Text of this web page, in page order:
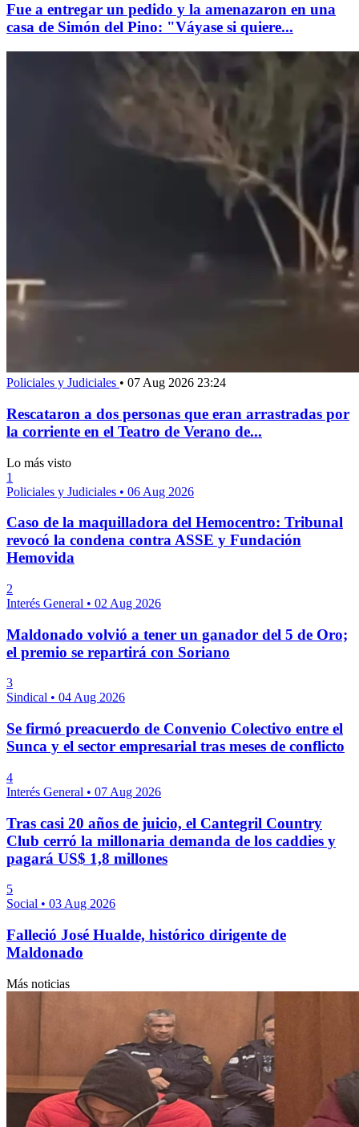
Fue a entregar un pedido y la amenazaron en una
casa de Simón del Pino: "Váyase si quiere...
Policiales y Judiciales • 07 Aug 2026 23:24
Rescataron a dos personas que eran arrastradas por
la corriente en el Teatro de Verano de...
Lo más visto
1
Policiales y Judiciales • 06 Aug 2026
Caso de la maquilladora del Hemocentro: Tribunal
revocó la condena contra ASSE y Fundación
Hemovida
2
Interés General • 02 Aug 2026
Maldonado volvió a tener un ganador del 5 de Oro;
el premio se repartirá con Soriano
3
Sindical • 04 Aug 2026
Se firmó preacuerdo de Convenio Colectivo entre el
Sunca y el sector empresarial tras meses de conflicto
4
Interés General • 07 Aug 2026
Tras casi 20 años de juicio, el Cantegril Country
Club cerró la millonaria demanda de los caddies y
pagará US$ 1,8 millones
5
Social • 03 Aug 2026
Falleció José Hualde, histórico dirigente de
Maldonado
Más noticias